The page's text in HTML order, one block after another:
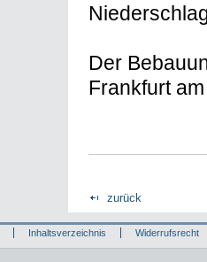
Der
Frankfurt
zurück
Inhaltsverzeichnis Widerrufsrecht